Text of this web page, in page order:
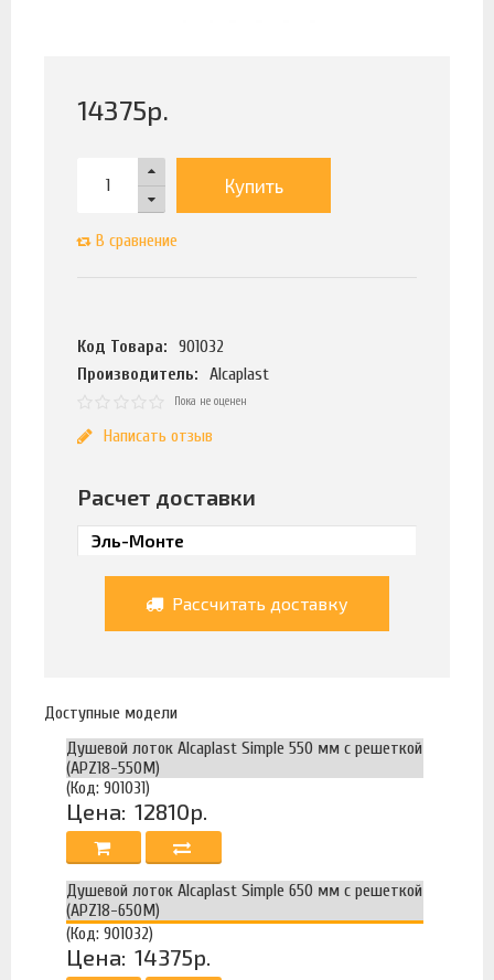
14375р.
Купить
В сравнение
Код Товара:
901032
Производитель:
Alcaplast
Пока не оценен
Написать отзыв
Расчет доставки
Рассчитать доставку
Доступные модели
Душевой лоток Alcaplast Simple 550 мм с решеткой
(APZ18-550M)
(Код: 901031)
Цена: 12810р.
Душевой лоток Alcaplast Simple 650 мм с решеткой
(APZ18-650M)
(Код: 901032)
Цена: 14375р.